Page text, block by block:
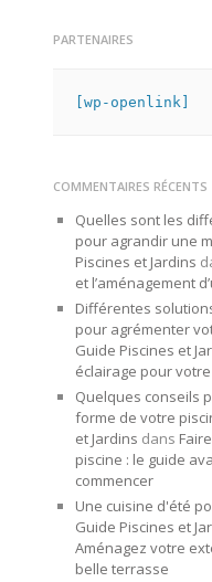
PARTENAIRES
[wp-openlink]
COMMENTAIRES RÉCENTS
Quelles sont les
pour agrandir une
Piscines et Jardins
et l’aménagement
Différentes
pour agrémenter
Guide Piscines et
éclairage pour
Quelques conseils
forme de votre
et Jardins dans
piscine : le guide
commencer
Une cuisine d'été
Guide Piscines et
Aménagez votre
belle terrasse